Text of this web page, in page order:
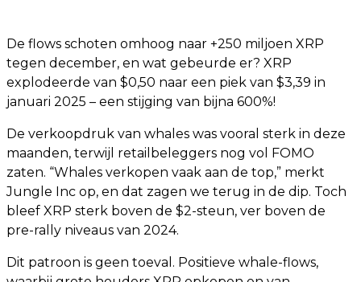
De flows schoten omhoog naar +250 miljoen XRP
tegen december, en wat gebeurde er? XRP
explodeerde van $0,50 naar een piek van $3,39 in
januari 2025 – een stijging van bijna 600%!
De verkoopdruk van whales was vooral sterk in deze
maanden, terwijl retailbeleggers nog vol FOMO
zaten. “Whales verkopen vaak aan de top,” merkt
Jungle Inc op, en dat zagen we terug in de dip. Toch
bleef XRP sterk boven de $2-steun, ver boven de
pre-rally niveaus van 2024.
Dit patroon is geen toeval. Positieve whale-flows,